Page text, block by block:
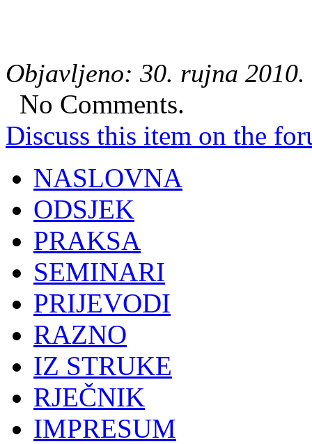
Objavljeno: 30. rujna 2010.
No Comments.
Discuss this item on the
NASLOVNA
ODSJEK
PRAKSA
SEMINARI
PRIJEVODI
RAZNO
IZ STRUKE
RJEČNIK
IMPRESUM